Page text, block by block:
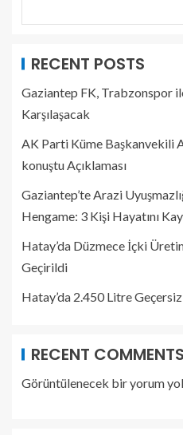
RECENT POSTS
Gaziantep FK, Trabzonspor
Karşılaşacak
AK Parti Küme Başkanvekili
konuştu Açıklaması
Gaziantep’te Arazi
Hengame: 3 Kişi Hayatını
Hatay’da Düzmece İçki
Geçirildi
Hatay’da 2.450 Litre
RECENT COMMENTS
Görüntülenecek bir yorum